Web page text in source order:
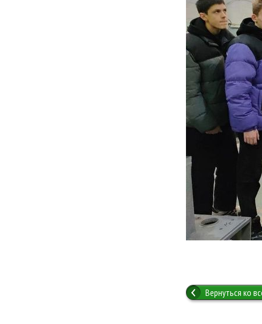
Вернуться ко